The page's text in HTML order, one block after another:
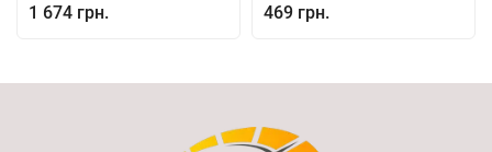
1 674 грн. 469 грн.